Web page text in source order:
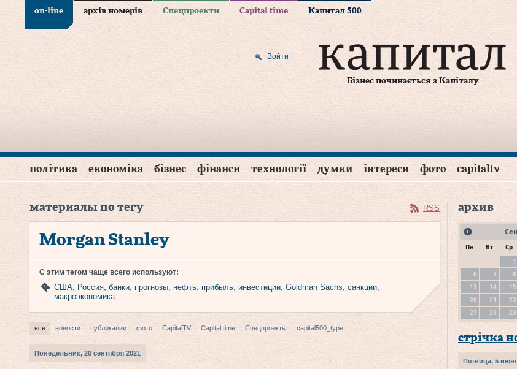
on-line архів номерів Спецпроекти Capital time Капитал 500
Бізнес починається з Капіталу
Войти
політика економіка бізнес фінанси технології думки інтереси фото capitaltv
материалы по тегу RSS
Morgan Stanley
С этим тегом чаще всего используют:
США, Россия, банки, прогнозы, нефть, прибыль, инвестиции, Goldman Sachs, санкции,
макроэкономика
все новости публикации фото CapitalTV Capital time Спецпроекты capital500_type
Понедельник, 20 сентября 2021
архив
Пн Вт Ср
1
6
7 8
13
14 15
20
21 22
27
28 29
стрічка
Пятница, 5